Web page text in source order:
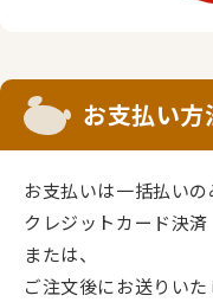
お支払い方
お支払いは一括払いの
クレジットカード決済
または、
ご注文後にお送りい